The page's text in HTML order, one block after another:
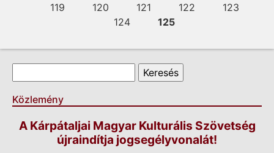
119
120 121 122
123
124
125
Keresés űrlap
Közlemény
A Kárpátaljai Magyar Kulturális Szövetség
újraindítja jogsegélyvonalát!